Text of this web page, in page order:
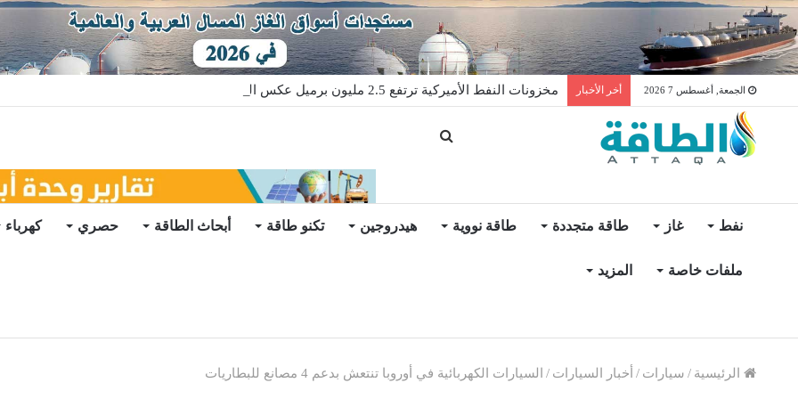
الجمعة, أغسطس 7 2026 أخر الأخبار مخزونات النفط الأميركية ترتفع 2.5 مليون برميل عكس التوقعات
نفط غاز طاقة متجددة طاقة نووية هيدروجين تكنو طاقة أبحاث الطاقة حصري كهرباء
ملفات خاصة المزيد
الرئيسية / سيارات / أخبار السيارات / السيارات الكهربائية في أوروبا تنتعش بدعم 4 مصانع للبطاريات